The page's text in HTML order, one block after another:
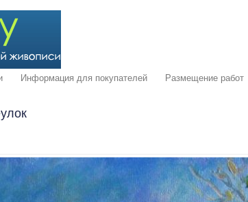
Информация для покупателей Размещение работ